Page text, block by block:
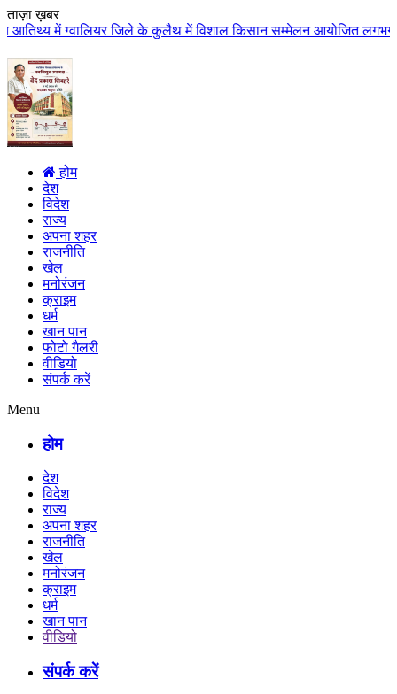
ताज़ा ख़बर
कुलैथ में विशाल किसान सम्मेलन आयोजित लगभग 87.21 करोड़ लागत के
होम
देश
विदेश
राज्य
अपना शहर
राजनीति
खेल
मनोरंजन
क्राइम
धर्म
खान पान
फोटो गैलरी
वीडियो
संपर्क करें
Menu
होम
देश
विदेश
राज्य
अपना शहर
राजनीति
खेल
मनोरंजन
क्राइम
धर्म
खान पान
वीडियो
संपर्क करें